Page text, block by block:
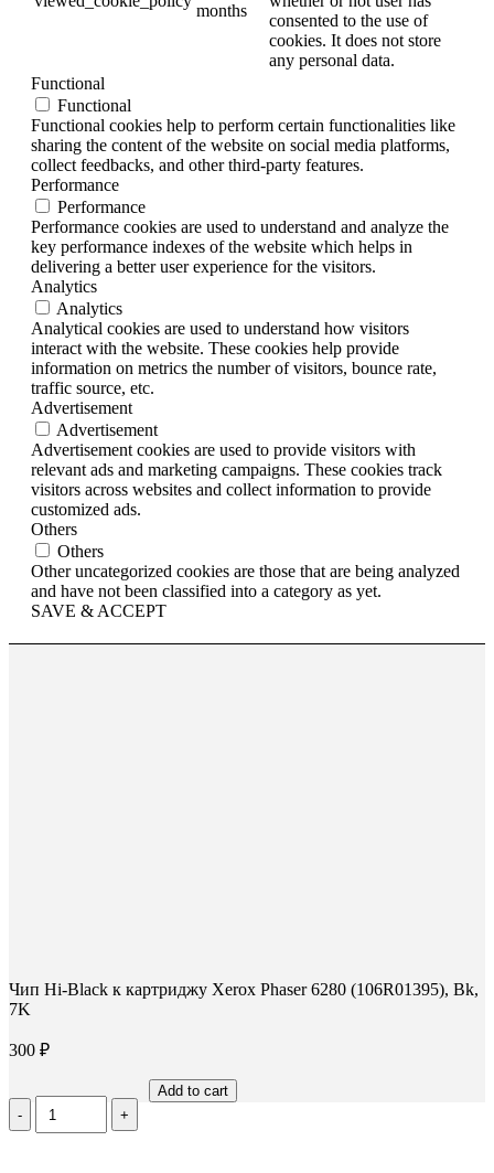
months
consented to the use of
cookies. It does not store
any personal data.
Functional
Functional
Functional cookies help to perform certain functionalities like
sharing the content of the website on social media platforms,
collect feedbacks, and other third-party features.
Performance
Performance
Performance cookies are used to understand and analyze the
key performance indexes of the website which helps in
delivering a better user experience for the visitors.
Analytics
Analytics
Analytical cookies are used to understand how visitors
interact with the website. These cookies help provide
information on metrics the number of visitors, bounce rate,
traffic source, etc.
Advertisement
Advertisement
Advertisement cookies are used to provide visitors with
relevant ads and marketing campaigns. These cookies track
visitors across websites and collect information to provide
customized ads.
Others
Others
Other uncategorized cookies are those that are being analyzed
and have not been classified into a category as yet.
SAVE & ACCEPT
Чип Hi-Black к картриджу Xerox Phaser 6280 (106R01395), Bk,
7K
300 ₽
Количество
Чип
Add to cart